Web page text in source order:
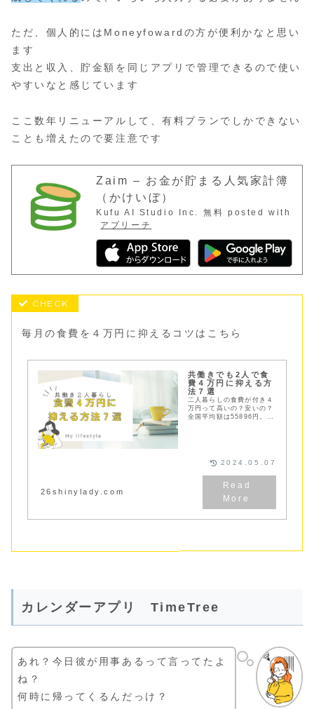
ただ、個人的にはMoneyfowardの方が便利かなと思い
ます
支出と収入、貯金額を同じアプリで管理できるので使い
やすいなと感じています
ここ数年リニューアルして、有料プランでしかできない
ことも増えたので要注意です
Zaim – お金が貯まる人気家計簿
（かけいぼ）
Kufu AI Studio Inc. 無料 posted with
アプリーチ
毎月の食費を４万円に抑えるコツはこちら
共働きでも2人で食
費４万円に抑える方
法７選
二人暮らしの食費が付き４
万円って高いの？安いの？
全国平均額は55896円。平
26shinylady.com
2024.05.07
カレンダーアプリ TimeTree
あれ？今日彼が用事あるって言ってたよ
ね？
何時に帰ってくるんだっけ？